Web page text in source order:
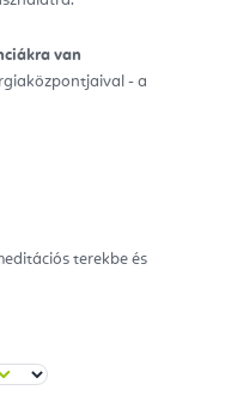
van
- a
terekbe és